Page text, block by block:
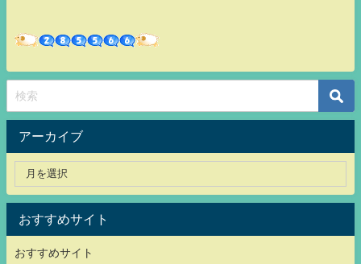
アーカイブ
おすすめサイト
おすすめサイト